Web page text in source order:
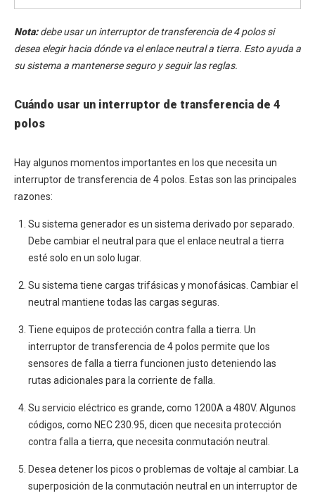
Nota:debe usar un interruptor de transferencia de 4 polos si
desea elegir hacia dónde va el enlace neutral a tierra. Esto ayuda a
su sistema a mantenerse seguro y seguir las reglas.
Cuándo usar un interruptor de transferencia de 4
polos
Hay algunos momentos importantes en los que necesita un
interruptor de transferencia de 4 polos. Estas son las principales
razones:
Su sistema generador es un sistema derivado por separado.
Debe cambiar el neutral para que el enlace neutral a tierra
esté solo en un solo lugar.
Su sistema tiene cargas trifásicas y monofásicas. Cambiar el
neutral mantiene todas las cargas seguras.
Tiene equipos de protección contra falla a tierra. Un
interruptor de transferencia de 4 polos permite que los
sensores de falla a tierra funcionen justo deteniendo las
rutas adicionales para la corriente de falla.
Su servicio eléctrico es grande, como 1200A a 480V. Algunos
códigos, como NEC 230.95, dicen que necesita protección
contra falla a tierra, que necesita conmutación neutral.
Desea detener los picos o problemas de voltaje al cambiar. La
superposición de la conmutación neutral en un interruptor de